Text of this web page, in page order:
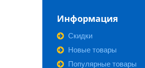
Информация
Скидки
Новые товары
Популярные товары